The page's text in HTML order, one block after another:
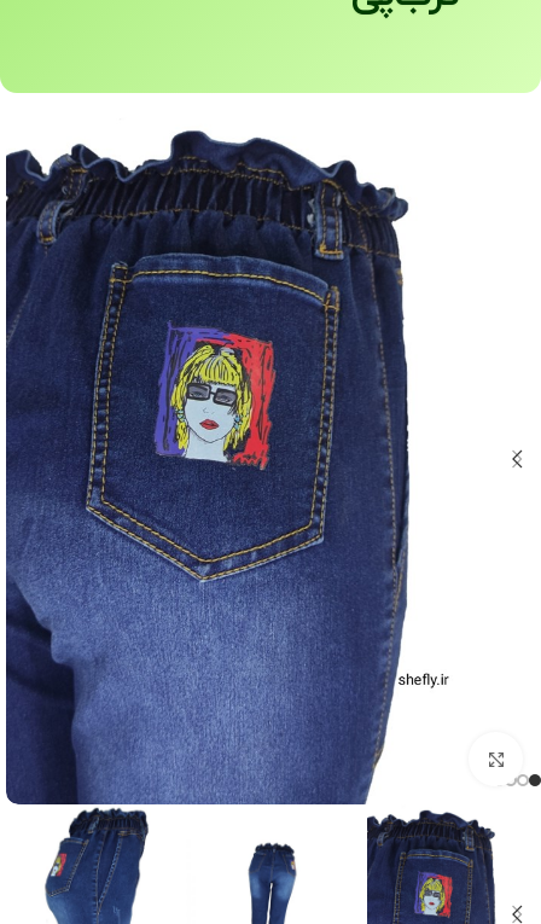
بزرگنمایی تصویر